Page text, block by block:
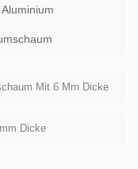
Mit 6 Mm Dicke
Dicke